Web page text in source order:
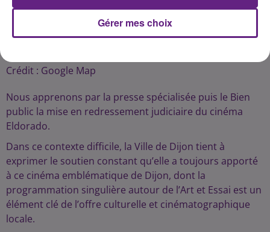
Crédit : Google Map
Nous apprenons par la presse spécialisée puis le Bien
public la mise en redressement judiciaire du cinéma
Eldorado.
Dans ce contexte difficile, la Ville de Dijon tient à
exprimer le soutien constant qu’elle a toujours apporté
à ce cinéma emblématique de Dijon, dont la
programmation singulière autour de l’Art et Essai est un
élément clé de l’offre culturelle et cinématographique
locale.
Gérer mes choix